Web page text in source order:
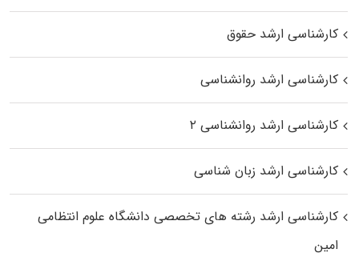
کارشناسی ارشد حقوق
کارشناسی ارشد روانشناسی
کارشناسی ارشد روانشناسی ۲
کارشناسی ارشد زبان شناسی
کارشناسی ارشد رﺷﺘﻪ ﻫﺎی تخصصی داﻧﺸﮕﺎه ﻋﻠﻮم انتظامی
اﻣﻴﻦ